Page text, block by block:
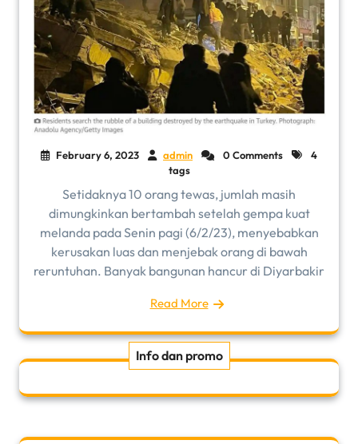
February 6, 2023 admin 0 Comments
4
tags
Setidaknya 10 orang tewas, jumlah masih
dimungkinkan bertambah setelah gempa kuat
melanda pada Senin pagi (6/2/23), menyebabkan
kerusakan luas dan menjebak orang di bawah
reruntuhan. Banyak bangunan hancur di Diyarbakir
Read More
Info dan promo